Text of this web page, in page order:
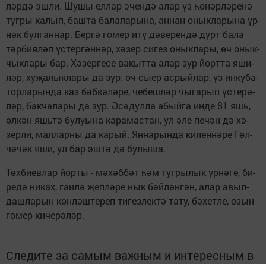
ләр­дә эш­ли. Шу­шы ел­лар эчен­дә алар үз һө­нәр­лә­ре­нә
туг­ры ка­лып, баш­та ба­ла­ла­ры­на, ан­нан онык­ла­ры­на үр­
нәк бул­ган­нар. Бер­гә го­мер итү дә­ве­рен­дә дүрт ба­ла
тәр­би­я­ләп үс­тер­гән­нәр, хә­зер си­гез онык­ла­ры, өч онык­
чык­ла­ры бар. Хә­зер­ге­се ва­кыт­та алар зур йорт­та яши­
ләр, ху­җа­лык­ла­ры да зур: өч сы­ер ас­рый­лар, үз ин­ку­ба­
тор­ла­рын­да каз бәб­кә­лә­ре, че­беш­ләр чы­га­рып үс­те­рә­
ләр, бак­ча­ла­ры да зур. Әсә­дул­ла абый­га ин­де 81 яшь,
өл­кән яшь­тә бу­лу­ы­на ка­ра­мас­тан, ул әле пе­чән дә хә­
зер­ли, мал­лар­ны да ка­рый. Ян­на­рын­да ки­лен­нә­ре Гөл­
чә­чәк яши, ул бар эш­тә дә бу­лы­ша.
Төх­би­ев­лар йор­ты - мә­хәб­бәт һәм туг­ры­лык үр­нә­ге, би­
ре­дә ни­ках, га­и­лә җеп­лә­ре нык бәй­лән­гән, алар авыл­
даш­ла­рын көн­ләш­те­реп ти­гез­лек­тә та­ту, бә­хет­ле, озын
го­мер ки­че­рә­ләр.
Следите за самым важным и интересным в